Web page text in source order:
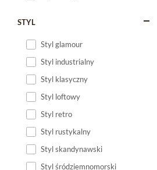
STYL
Styl glamour
Styl industrialny
Styl klasyczny
Styl loftowy
Styl retro
Styl rustykalny
Styl skandynawski
Styl śródziemnomorski